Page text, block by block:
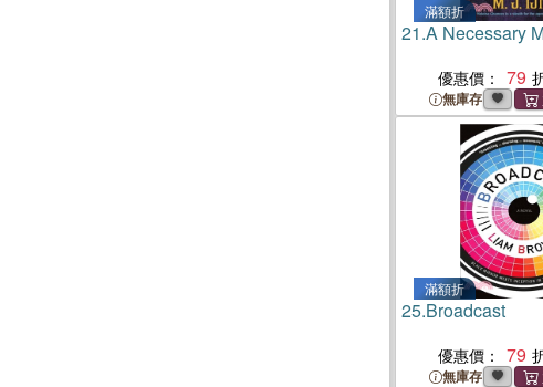
滿額折
21.A Necessary
優惠價： 79
無庫存
滿額折
25.Broadcast
優惠價： 79
無庫存